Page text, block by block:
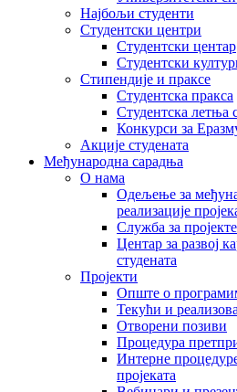
Најбољи студенти
Студентски центри
Студентски центар
Студентски
Стипендије и праксе
Студентска пракса
Студентска летња
Конкурси за
Акције студената
Међународна сарадња
О нама
Одељење за
реализације
Служба за пројекте
Центар за развој
студената
Пројекти
Опште о
Текући и
Отворени позиви
Процедура
Интерне
пројеката